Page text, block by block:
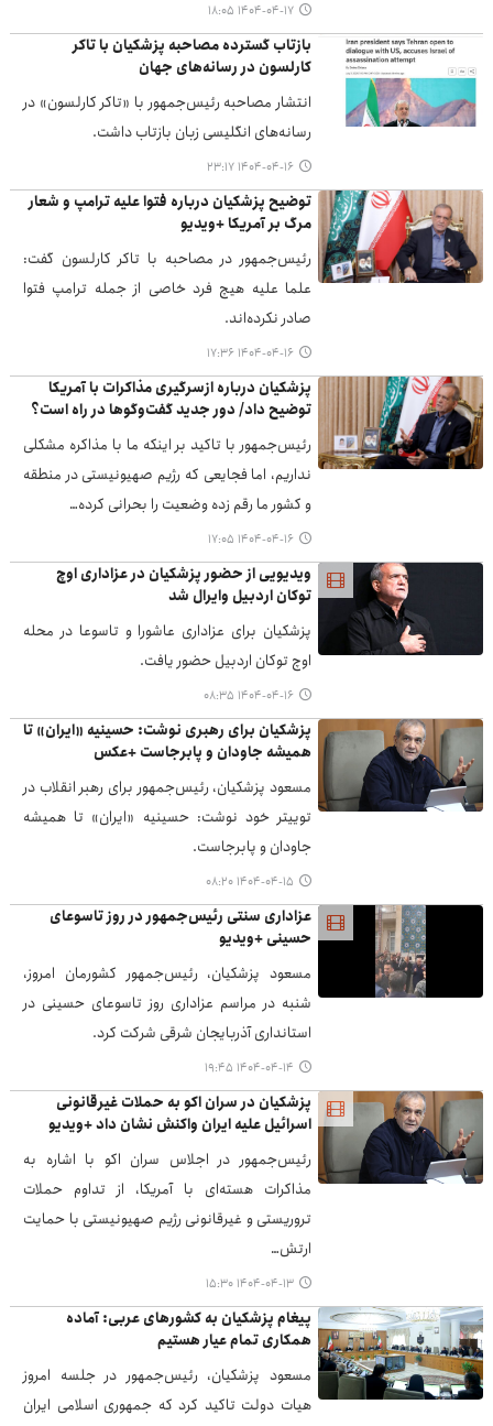
۱۴۰۴-۰۴-۱۷ ۱۸:۰۵
بازتاب گسترده مصاحبه پزشکیان با تاکر
کارلسون در رسانه‌های جهان
انتشار مصاحبه رئیس‌جمهور با «تاکر کارلسون» در
رسانه‌های انگلیسی زبان بازتاب داشت.
۱۴۰۴-۰۴-۱۶ ۲۳:۱۷
توضیح پزشکیان درباره فتوا علیه ترامپ و شعار
مرگ بر آمریکا +ویدیو
رئیس‌جمهور در مصاحبه با تاکر کارلسون گفت:
علما علیه هیچ فرد خاصی از جمله ترامپ فتوا
صادر نکرده‌اند.
۱۴۰۴-۰۴-۱۶ ۱۷:۳۶
پزشکیان درباره ازسرگیری مذاکرات با آمریکا
توضیح داد/ دور جدید گفت‌وگوها در راه است؟
رئیس‌جمهور با تاکید بر اینکه ما با مذاکره مشکلی
نداریم، اما فجایعی که رژیم صهیونیستی در منطقه
و کشور ما رقم زده وضعیت را بحرانی کرده…
۱۴۰۴-۰۴-۱۶ ۱۷:۰۵
ویدیویی از حضور پزشکیان در عزاداری اوچ
توکان اردبیل وایرال شد
پزشکیان برای عزاداری عاشورا و تاسوعا در محله
اوچ توکان اردبیل حضور یافت.
۱۴۰۴-۰۴-۱۶ ۰۸:۳۵
پزشکیان برای رهبری نوشت: حسینیه «ایران» تا
همیشه جاودان و پابرجاست +عکس
مسعود پزشکیان، رئیس‌جمهور برای رهبر انقلاب در
توییتر خود نوشت: حسینیه «ایران» تا همیشه
جاودان و پابرجاست.
۱۴۰۴-۰۴-۱۵ ۰۸:۲۰
عزاداری سنتی رئیس‌جمهور در روز تاسوعای
حسینی +ویدیو
مسعود پزشکیان، رئیس‌جمهور کشورمان امروز،
شنبه در مراسم عزاداری روز تاسوعای حسینی در
استانداری آذربایجان شرقی شرکت کرد.
۱۴۰۴-۰۴-۱۴ ۱۹:۴۵
پزشکیان در سران اکو به حملات غیرقانونی
اسرائیل علیه ایران واکنش نشان داد +ویدیو
رئیس‌جمهور در اجلاس سران اکو با اشاره به
مذاکرات هسته‌ای با آمریکا، از تداوم حملات
تروریستی و غیرقانونی رژیم صهیونیستی با حمایت
ارتش…
۱۴۰۴-۰۴-۱۳ ۱۵:۳۰
پیغام پزشکیان به کشورهای عربی: آماده
همکاری تمام عیار هستیم
مسعود پزشکیان، رئیس‌جمهور در جلسه امروز
هیات دولت تاکید کرد که جمهوری اسلامی ایران